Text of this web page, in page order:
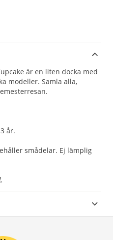
är en liten docka med
modeller. Samla alla,
år.
smådelar. Ej lämplig